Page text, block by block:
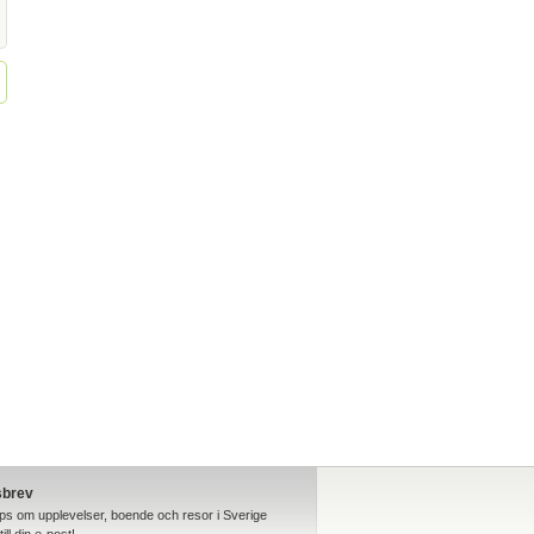
om upplevelser, boende och resor i Sverige